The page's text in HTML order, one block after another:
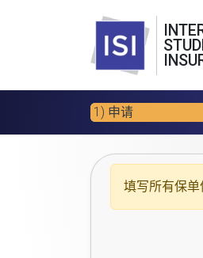
1) 申请
填写所有保单